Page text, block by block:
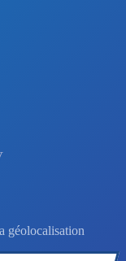
géolocalisation